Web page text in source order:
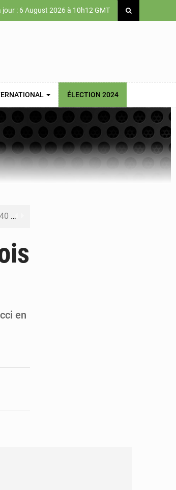
jour : 6 August 2026 à 10h12 GMT
ÉLECTION 2024
en